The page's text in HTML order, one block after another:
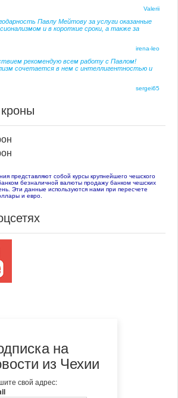
Valerii
Павлу Мейтову за услуги оказанные
и в короткие сроки, а также за
irena-leo
рекомендую всем работу с Павлом!
сочетается в нем с интеллигентностью и
sergei65
представляют собой курсы крупнейшего чешского
безналичной валюты продажу банком чешских
Эти данные используются нами при пересчете
и евро.
на
из Чехии
свой адрес: